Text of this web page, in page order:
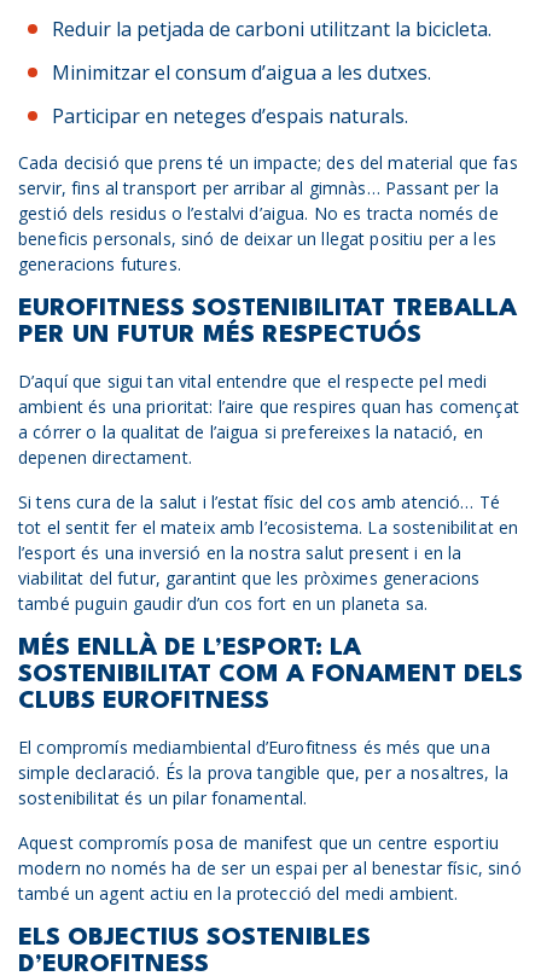
Reduir la petjada de carboni utilitzant la bicicleta.
Minimitzar el consum d’aigua a les dutxes.
Participar en neteges d’espais naturals.
Cada decisió que prens té un impacte; des del material que fas
servir, fins al transport per arribar al gimnàs… Passant per la
gestió dels residus o l’estalvi d’aigua. No es tracta només de
beneficis personals, sinó de deixar un llegat positiu per a les
generacions futures.
EUROFITNESS SOSTENIBILITAT TREBALLA
PER UN FUTUR MÉS RESPECTUÓS
D’aquí que sigui tan vital entendre que el respecte pel medi
ambient és una prioritat: l’aire que respires quan has començat
a córrer o la qualitat de l’aigua si prefereixes la natació, en
depenen directament.
Si tens cura de la salut i l’estat físic del cos amb atenció… Té
tot el sentit fer el mateix amb l’ecosistema. La sostenibilitat en
l’esport és una inversió en la nostra salut present i en la
viabilitat del futur, garantint que les pròximes generacions
també puguin gaudir d’un cos fort en un planeta sa.
MÉS ENLLÀ DE L’ESPORT: LA
SOSTENIBILITAT COM A FONAMENT DELS
CLUBS EUROFITNESS
El compromís mediambiental d’Eurofitness és més que una
simple declaració. És la prova tangible que, per a nosaltres, la
sostenibilitat és un pilar fonamental.
Aquest compromís posa de manifest que un centre esportiu
modern no només ha de ser un espai per al benestar físic, sinó
també un agent actiu en la protecció del medi ambient.
ELS OBJECTIUS SOSTENIBLES
D’EUROFITNESS